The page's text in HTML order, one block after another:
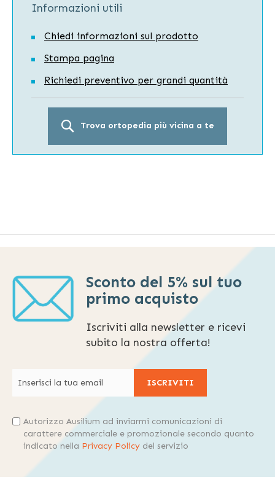
Informazioni utili
Chiedi informazioni sul prodotto
Stampa pagina
Richiedi preventivo per grandi quantità
Trova ortopedia più vicina a te
Sconto del 5% sul tuo
primo acquisto
Iscriviti alla newsletter e ricevi
subito la nostra offerta!
ISCRIVITI
Autorizzo Ausilium ad inviarmi comunicazioni di
carattere commerciale e promozionale secondo quanto
indicato nella Privacy Policy del servizio